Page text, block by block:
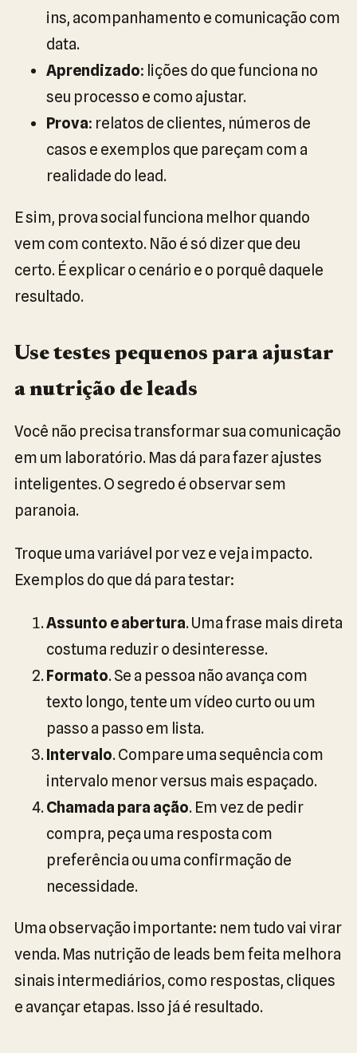
ins, acompanhamento e comunicação com
data.
Aprendizado: lições do que funciona no
seu processo e como ajustar.
Prova: relatos de clientes, números de
casos e exemplos que pareçam com a
realidade do lead.
E sim, prova social funciona melhor quando
vem com contexto. Não é só dizer que deu
certo. É explicar o cenário e o porquê daquele
resultado.
Use testes pequenos para ajustar
a nutrição de leads
Você não precisa transformar sua comunicação
em um laboratório. Mas dá para fazer ajustes
inteligentes. O segredo é observar sem
paranoia.
Troque uma variável por vez e veja impacto.
Exemplos do que dá para testar:
Assunto e abertura. Uma frase mais direta
costuma reduzir o desinteresse.
Formato. Se a pessoa não avança com
texto longo, tente um vídeo curto ou um
passo a passo em lista.
Intervalo. Compare uma sequência com
intervalo menor versus mais espaçado.
Chamada para ação. Em vez de pedir
compra, peça uma resposta com
preferência ou uma confirmação de
necessidade.
Uma observação importante: nem tudo vai virar
venda. Mas nutrição de leads bem feita melhora
sinais intermediários, como respostas, cliques
e avançar etapas. Isso já é resultado.